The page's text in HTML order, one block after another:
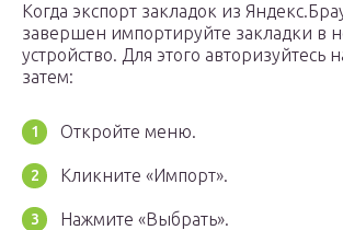
Когда экспорт закладок из
завершен импортируйте закладки в
устройство. Для этого авторизуйтесь
затем:
Откройте меню.
Кликните «Импорт».
Нажмите «Выбрать».